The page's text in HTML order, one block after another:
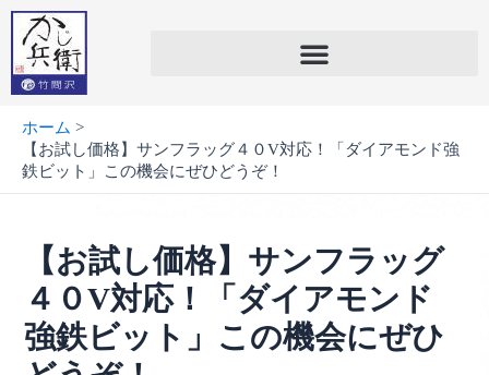
内
を
ホーム
【お試し価格】サンフラッグ４０V対応！「ダイアモンド強
鉄ビット」この機会にぜひどうぞ！
【お試し価格】サンフラッグ
４０V対応！「ダイアモンド
強鉄ビット」この機会にぜひ